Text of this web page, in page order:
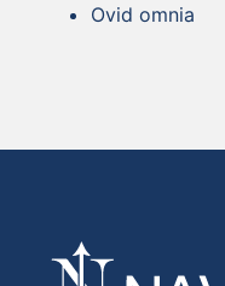
Ovid omnia